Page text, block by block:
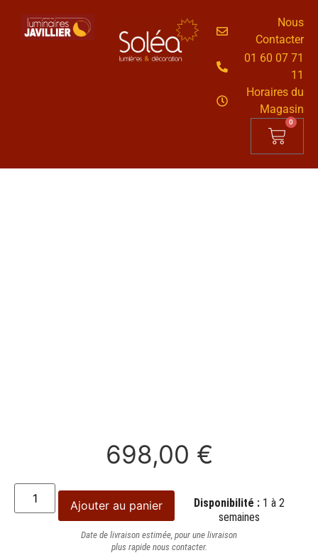
Nous
Contacter
01 60 07 71
11
Horaires du
Magasin
0
698,00 €
Ajouter au panier Disponibilité : 1 à 2
semaines
Date de livraison estimée, pour une livraison
plus rapide nous contacter.